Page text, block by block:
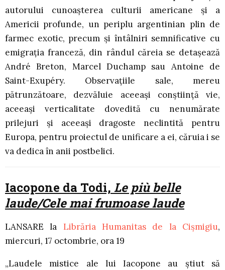
autorului cunoaşterea culturii americane şi a
Americii profunde, un periplu argentinian plin de
farmec exotic, precum şi întâlniri semnificative cu
emigraţia franceză, din rândul căreia se detaşează
André Breton, Marcel Duchamp sau Antoine de
Saint-Exupéry. Observaţiile sale, mereu
pătrunzătoare, dezvăluie aceeaşi conştiinţă vie,
aceeaşi verticalitate dovedită cu nenumărate
prilejuri şi aceeaşi dragoste neclintită pentru
Europa, pentru proiectul de unificare a ei, căruia i se
va dedica în anii postbelici.
Iacopone da Todi, Le più belle
laude/Cele mai frumoase laude
LANSARE la Librăria Humanitas de la Cișmigiu,
miercuri, 17 octombrie, ora 19
„Laudele mistice ale lui Iacopone au ştiut să